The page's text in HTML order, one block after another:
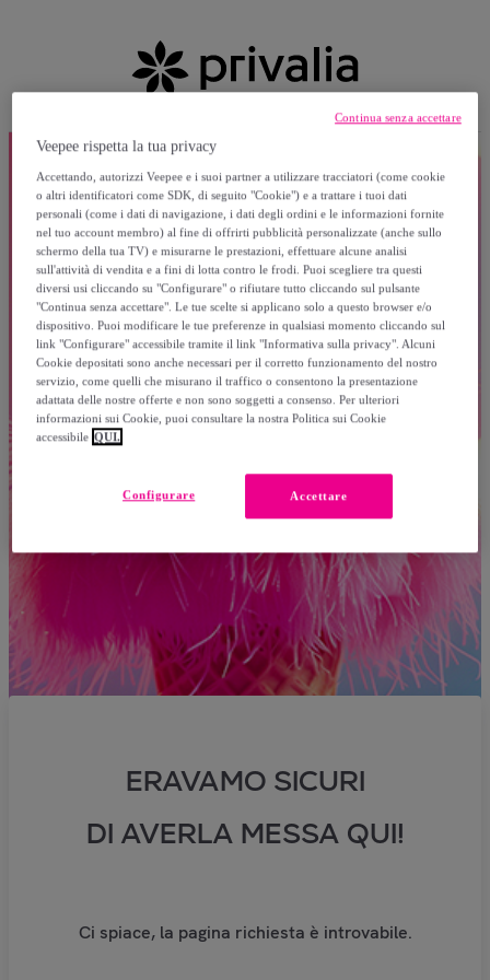
ERAVAMO SICURI
DI AVERLA MESSA QUI!
Ci spiace, la pagina richiesta è introvabile.
Veepee rispetta la tua privacy
Accettando, autorizzi Veepee e i suoi partner a utilizzare tracciatori (come cookie
o altri identificatori come SDK, di seguito "Cookie") e a trattare i tuoi dati
personali (come i dati di navigazione, i dati degli ordini e le informazioni fornite
nel tuo account membro) al fine di offrirti pubblicità personalizzate (anche sullo
schermo della tua TV) e misurarne le prestazioni, effettuare alcune analisi
sull'attività di vendita e a fini di lotta contro le frodi. Puoi scegliere tra questi
diversi usi cliccando su "Configurare" o rifiutare tutto cliccando sul pulsante
"Continua senza accettare". Le tue scelte si applicano solo a questo browser e/o
dispositivo. Puoi modificare le tue preferenze in qualsiasi momento cliccando sul
link "Configurare" accessibile tramite il link "Informativa sulla privacy". Alcuni
Cookie depositati sono anche necessari per il corretto funzionamento del nostro
servizio, come quelli che misurano il traffico o consentono la presentazione
adattata delle nostre offerte e non sono soggetti a consenso. Per ulteriori
informazioni sui Cookie, puoi consultare la nostra Politica sui Cookie
accessibile QUI.
Accettare
Configurare
Continua senza accettare